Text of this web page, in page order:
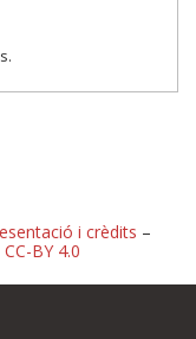
i crèdits –
BY 4.0